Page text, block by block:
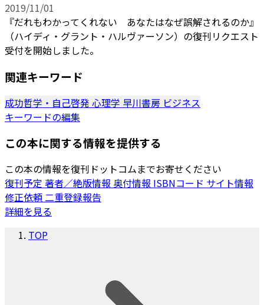
2019/11/01
『だれもわかってくれない あなたはなぜ誤解されるのか』
（ハイディ・グラント・ハルヴァーソン）の復刊リクエスト
受付を開始しました。
関連キーワード
成功哲学・自己啓発 心理学 早川書房 ビジネス
キーワードの編集
この本に関する情報を提供する
この本の情報を復刊ドットコムまでお寄せください
復刊予定 著者／絶版情報 奥付情報 ISBNコード サイト情報
修正依頼二重登録報告
詳細を見る
TOP